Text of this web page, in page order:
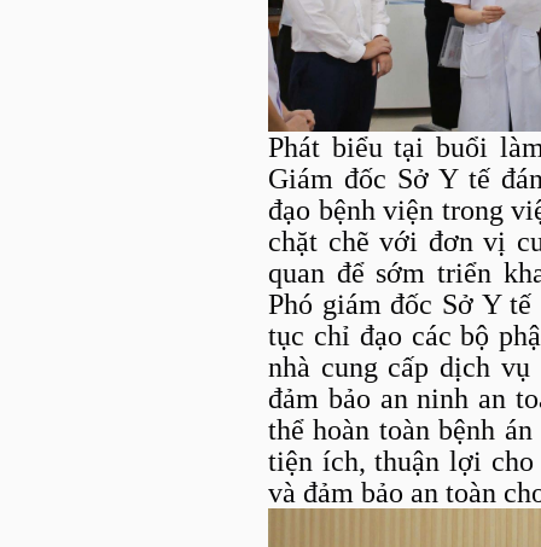
Phát biểu tại buổi
Giám đốc Sở Y tế
đạo bệnh viện trong
chặt chẽ với đơn vị
quan để sớm triển
Phó giám đốc Sở Y
tục chỉ đạo các bộ
nhà cung cấp dịch
đảm bảo an ninh an
thể hoàn toàn bệnh
tiện ích, thuận lợi
và đảm bảo an toàn